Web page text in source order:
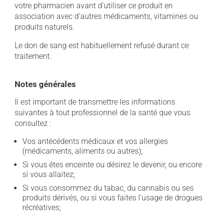
votre pharmacien avant d'utiliser ce produit en
association avec d'autres médicaments, vitamines ou
produits naturels.
Le don de sang est habituellement refusé durant ce
traitement.
Notes générales
Il est important de transmettre les informations
suivantes à tout professionnel de la santé que vous
consultez :
Vos antécédents médicaux et vos allergies
(médicaments, aliments ou autres);
Si vous êtes enceinte ou désirez le devenir, ou encore
si vous allaitez;
Si vous consommez du tabac, du cannabis ou ses
produits dérivés, ou si vous faites l'usage de drogues
récréatives;